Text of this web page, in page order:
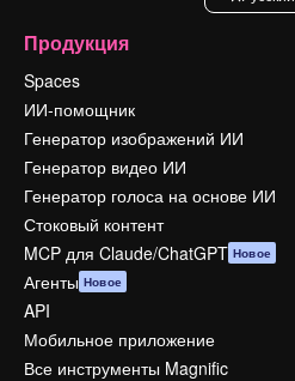
Продукция
Spaces
ИИ-помощник
Генератор изображений ИИ
Генератор видео ИИ
Генератор голоса на основе ИИ
Стоковый контент
MCP для Claude/ChatGPT Новое
Агенты Новое
API
Мобильное приложение
Все инструменты Magnific